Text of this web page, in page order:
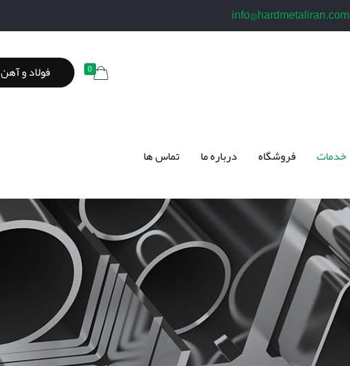
info@hardmetaliran.com
خدمات فروشگاه درباره ما تماس ها
0 فولاد و آهن